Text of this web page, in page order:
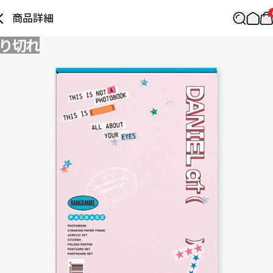
商品詳細
切れ